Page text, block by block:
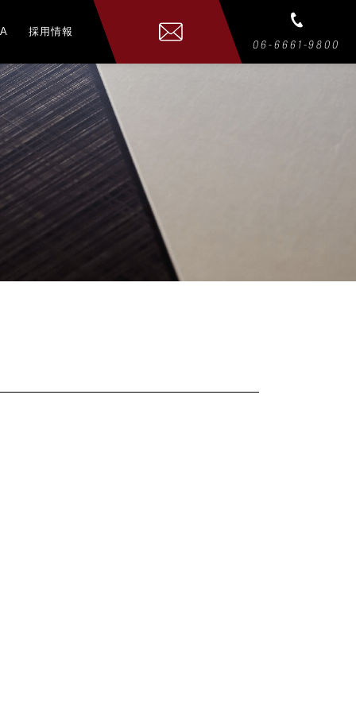
採用情報
06-6661-9800